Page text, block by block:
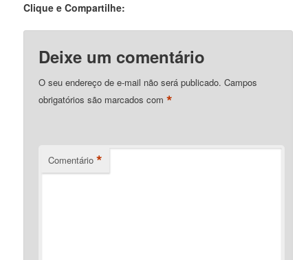
Clique e Compartilhe:
Deixe um comentário
O seu endereço de e-mail não será publicado. Campos
obrigatórios são marcados com*
Comentário *